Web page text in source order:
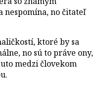
nespomína, no čitateľ
ktoré by sa
no sú to práve ony,
medzi človekom